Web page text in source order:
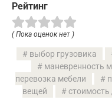
Рейтинг
( Пока оценок нет )
выбор грузовика
маневренность
перевозка мебели
вещей
стоимость